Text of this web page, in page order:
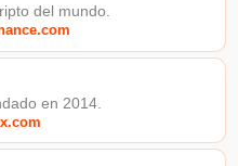
del mundo.
en 2014.